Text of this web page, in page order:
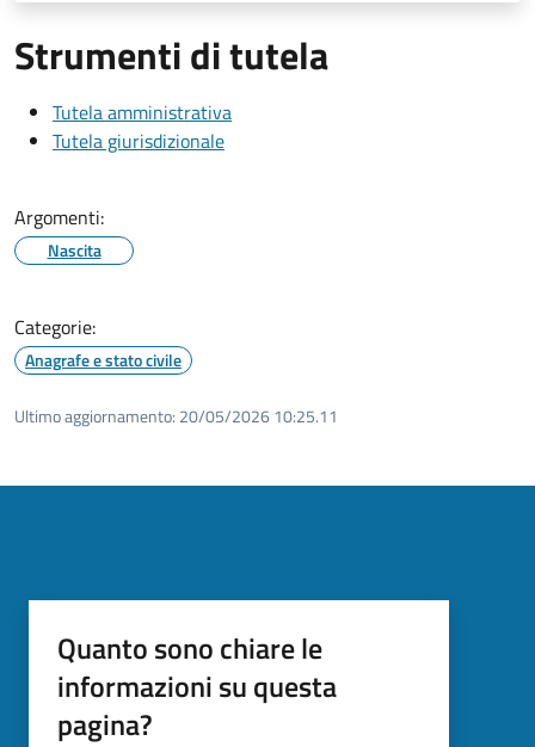
Strumenti di tutela
Tutela amministrativa
Tutela giurisdizionale
Argomenti:
Nascita
Categorie:
Anagrafe e stato civile
Ultimo aggiornamento: 20/05/2026 10:25.11
Quanto sono chiare le
informazioni su questa
pagina?